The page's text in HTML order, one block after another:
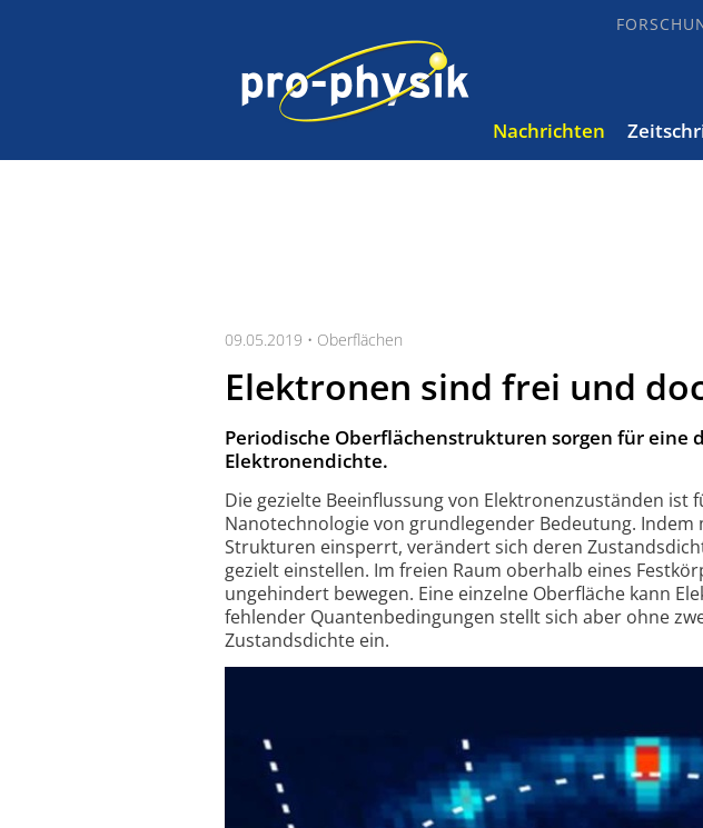
Nachrichten
09.05.2019 • Oberflächen
Elektronen sind frei und
Periodische Oberflächenstrukturen sorgen für eine
Elektronendichte.
Die gezielte Beeinflussung von Elektronenzuständen
Nanotechnologie von grundlegender Bedeutung.
Strukturen einsperrt, verändert sich deren
gezielt einstellen. Im freien Raum oberhalb eines
ungehindert bewegen. Eine einzelne Oberfläche kann
fehlender Quantenbedingungen stellt sich aber ohne
Zustandsdichte ein.